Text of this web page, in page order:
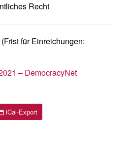
Recht
für Einreichungen:
– DemocracyNet
iCal-Export